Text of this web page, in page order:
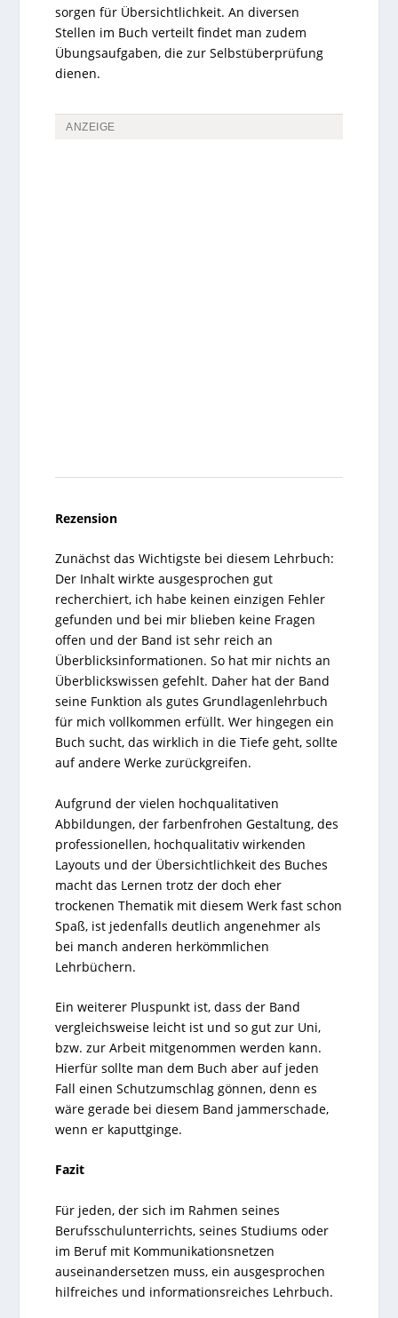
sorgen für Übersichtlichkeit. An diversen
Stellen im Buch verteilt findet man zudem
Übungsaufgaben, die zur Selbstüberprüfung
dienen.
ANZEIGE
Rezension
Zunächst das Wichtigste bei diesem Lehrbuch:
Der Inhalt wirkte ausgesprochen gut
recherchiert, ich habe keinen einzigen Fehler
gefunden und bei mir blieben keine Fragen
offen und der Band ist sehr reich an
Überblicksinformationen. So hat mir nichts an
Überblickswissen gefehlt. Daher hat der Band
seine Funktion als gutes Grundlagenlehrbuch
für mich vollkommen erfüllt. Wer hingegen ein
Buch sucht, das wirklich in die Tiefe geht, sollte
auf andere Werke zurückgreifen.
Aufgrund der vielen hochqualitativen
Abbildungen, der farbenfrohen Gestaltung, des
professionellen, hochqualitativ wirkenden
Layouts und der Übersichtlichkeit des Buches
macht das Lernen trotz der doch eher
trockenen Thematik mit diesem Werk fast schon
Spaß, ist jedenfalls deutlich angenehmer als
bei manch anderen herkömmlichen
Lehrbüchern.
Ein weiterer Pluspunkt ist, dass der Band
vergleichsweise leicht ist und so gut zur Uni,
bzw. zur Arbeit mitgenommen werden kann.
Hierfür sollte man dem Buch aber auf jeden
Fall einen Schutzumschlag gönnen, denn es
wäre gerade bei diesem Band jammerschade,
wenn er kaputtginge.
Fazit
Für jeden, der sich im Rahmen seines
Berufsschulunterrichts, seines Studiums oder
im Beruf mit Kommunikationsnetzen
auseinandersetzen muss, ein ausgesprochen
hilfreiches und informationsreiches Lehrbuch.